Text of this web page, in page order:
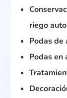
riego
Podas de
Podas en